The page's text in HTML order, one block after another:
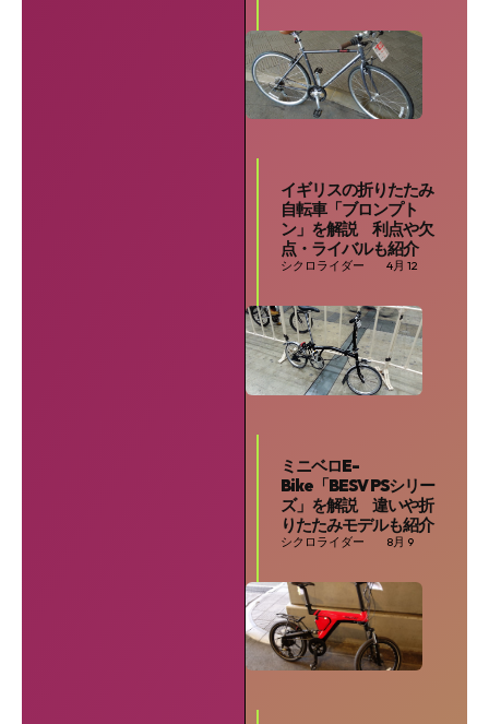
イギリスの折りたたみ
自転車「ブロンプト
ン」を解説 利点や欠
点・ライバルも紹介
シクロライダー 4月 12
ミニベロE-
Bike「BESV PSシリー
ズ」を解説 違いや折
りたたみモデルも紹介
シクロライダー 8月 9